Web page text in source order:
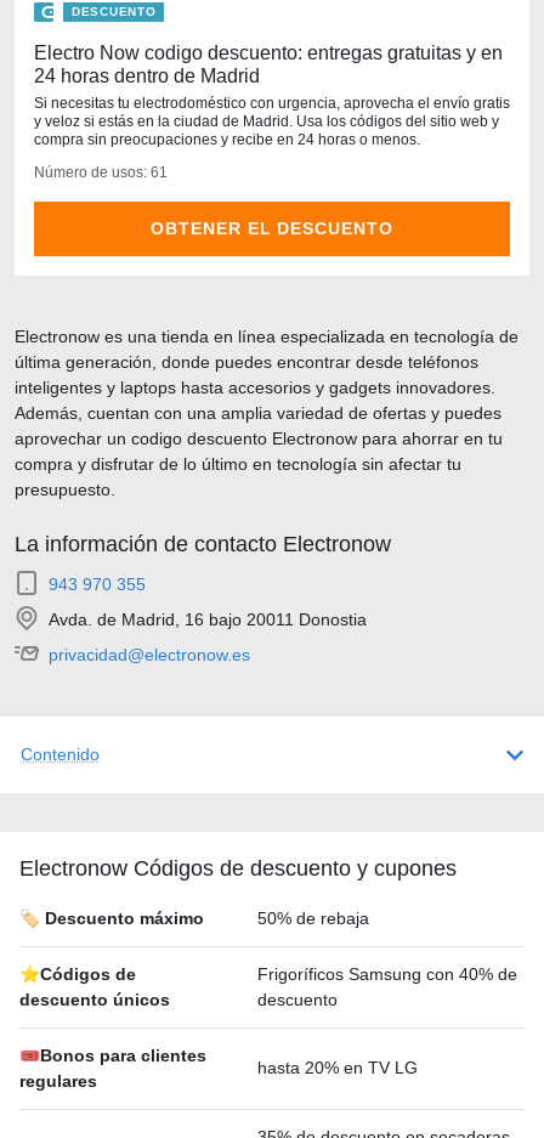
DESCUENTO
Electro Now codigo descuento: entregas gratuitas y en
24 horas dentro de Madrid
Si necesitas tu electrodoméstico con urgencia, aprovecha el envío gratis
y veloz si estás en la ciudad de Madrid. Usa los códigos del sitio web y
compra sin preocupaciones y recibe en 24 horas o menos.
Número de usos: 61
OBTENER EL DESCUENTO
Contenido
Electronow Códigos de descuento y cupones
🏷️ Descuento máximo 50% de rebaja
⭐Códigos de
descuento únicos
Frigoríficos Samsung con 40% de
descuento
🎟Bonos para clientes
regulares
hasta 20% en TV LG
Electronow es una tienda en línea especializada en tecnología de
última generación, donde puedes encontrar desde teléfonos
inteligentes y laptops hasta accesorios y gadgets innovadores.
Además, cuentan con una amplia variedad de ofertas y puedes
aprovechar un codigo descuento Electronow para ahorrar en tu
compra y disfrutar de lo último en tecnología sin afectar tu
presupuesto.
La información de contacto Electronow
943 970 355
Avda. de Madrid, 16 bajo 20011 Donostia
privacidad@electronow.es